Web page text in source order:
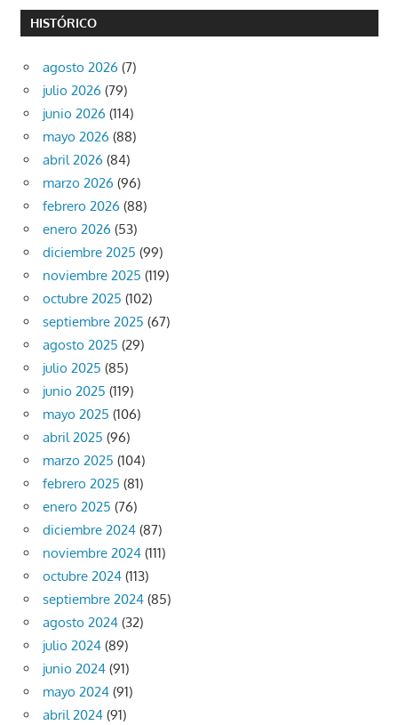
HISTÓRICO
agosto 2026 (7)
julio 2026 (79)
junio 2026 (114)
mayo 2026 (88)
abril 2026 (84)
marzo 2026 (96)
febrero 2026 (88)
enero 2026 (53)
diciembre 2025 (99)
noviembre 2025 (119)
octubre 2025 (102)
septiembre 2025 (67)
agosto 2025 (29)
julio 2025 (85)
junio 2025 (119)
mayo 2025 (106)
abril 2025 (96)
marzo 2025 (104)
febrero 2025 (81)
enero 2025 (76)
diciembre 2024 (87)
noviembre 2024 (111)
octubre 2024 (113)
septiembre 2024 (85)
agosto 2024 (32)
julio 2024 (89)
junio 2024 (91)
mayo 2024 (91)
abril 2024 (91)